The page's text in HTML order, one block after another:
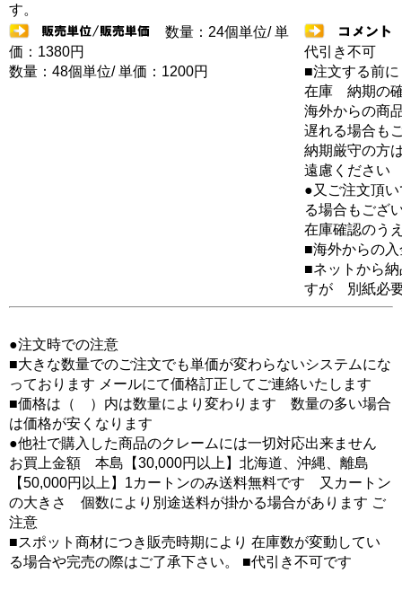
す。
数量：24個単位/ 単
価：1380円
数量：48個単位/ 単価：1200円
代引き不可
■注文する前に
在庫 納期の
海外からの商
遅れる場合も
納期厳守の方
遠慮ください
●又ご注文頂
る場合もござ
在庫確認のう
■海外からの
■ネットから
すが 別紙必
●注文時での注意
■大きな数量でのご注文でも単価が変わらないシステムにな
っております メールにて価格訂正してご連絡いたします
■価格は（ ）内は数量により変わります 数量の多い場合
は価格が安くなります
●他社で購入した商品のクレームには一切対応出来ません
お買上金額 本島【30,000円以上】北海道、沖縄、離島
【50,000円以上】1カートンのみ送料無料です 又カートン
の大きさ 個数により別途送料が掛かる場合があります ご
注意
■スポット商材につき販売時期により 在庫数が変動してい
る場合や完売の際はご了承下さい。 ■代引き不可です